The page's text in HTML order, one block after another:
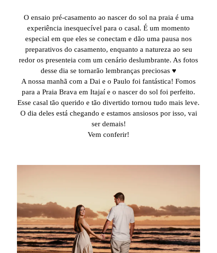
O ensaio pré-casamento ao nascer do sol na praia é uma
experiência inesquecível para o casal. É um momento
especial em que eles se conectam e dão uma pausa nos
preparativos do casamento, enquanto a natureza ao seu
redor os presenteia com um cenário deslumbrante. As fotos
desse dia se tornarão lembranças preciosas ♥
A nossa manhã com a Dai e o Paulo foi fantástica! Fomos
para a Praia Brava em Itajaí e o nascer do sol foi perfeito.
Esse casal tão querido e tão divertido tornou tudo mais leve.
O dia deles está chegando e estamos ansiosos por isso, vai
ser demais!
Vem conferir!